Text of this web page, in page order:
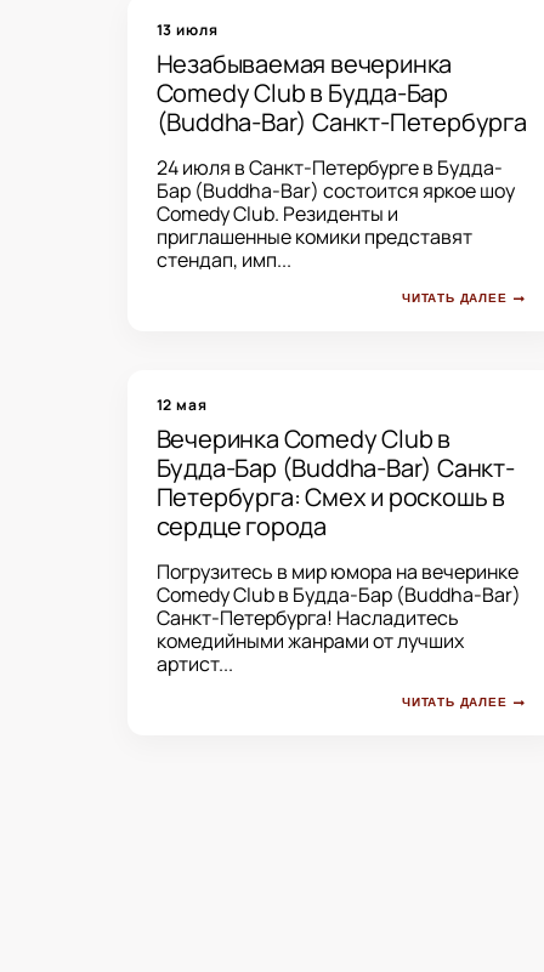
13 июля
Незабываемая вечеринка
Comedy Club в Будда-Бар
(Buddha-Bar) Санкт-Петербурга
24 июля в Санкт-Петербурге в Будда-
Бар (Buddha-Bar) состоится яркое шоу
Comedy Club. Резиденты и
приглашенные комики представят
стендап, имп...
ЧИТАТЬ ДАЛЕЕ
12 мая
Вечеринка Comedy Club в
Будда-Бар (Buddha-Bar) Санкт-
Петербурга: Смех и роскошь в
сердце города
Погрузитесь в мир юмора на вечеринке
Comedy Club в Будда-Бар (Buddha-Bar)
Санкт-Петербурга! Насладитесь
комедийными жанрами от лучших
артист...
ЧИТАТЬ ДАЛЕЕ